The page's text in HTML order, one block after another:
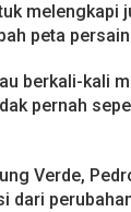
melengkapi
peta
berkali-kali
pernah
Verde,
dari